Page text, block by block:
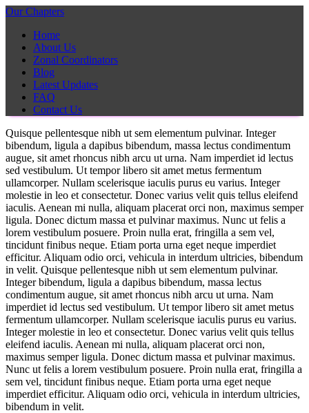
Our Chapters
Home
About Us
Zonal Coordinators
Blog
Latest Updates
FAQ
Contact Us
Quisque pellentesque nibh ut sem elementum pulvinar. Integer
bibendum, ligula a dapibus bibendum, massa lectus condimentum
augue, sit amet rhoncus nibh arcu ut urna. Nam imperdiet id lectus
sed vestibulum. Ut tempor libero sit amet metus fermentum
ullamcorper. Nullam scelerisque iaculis purus eu varius. Integer
molestie in leo et consectetur. Donec varius velit quis tellus eleifend
iaculis. Aenean mi nulla, aliquam placerat orci non, maximus semper
ligula. Donec dictum massa et pulvinar maximus. Nunc ut felis a
lorem vestibulum posuere. Proin nulla erat, fringilla a sem vel,
tincidunt finibus neque. Etiam porta urna eget neque imperdiet
efficitur. Aliquam odio orci, vehicula in interdum ultricies, bibendum
in velit. Quisque pellentesque nibh ut sem elementum pulvinar.
Integer bibendum, ligula a dapibus bibendum, massa lectus
condimentum augue, sit amet rhoncus nibh arcu ut urna. Nam
imperdiet id lectus sed vestibulum. Ut tempor libero sit amet metus
fermentum ullamcorper. Nullam scelerisque iaculis purus eu varius.
Integer molestie in leo et consectetur. Donec varius velit quis tellus
eleifend iaculis. Aenean mi nulla, aliquam placerat orci non,
maximus semper ligula. Donec dictum massa et pulvinar maximus.
Nunc ut felis a lorem vestibulum posuere. Proin nulla erat, fringilla a
sem vel, tincidunt finibus neque. Etiam porta urna eget neque
imperdiet efficitur. Aliquam odio orci, vehicula in interdum ultricies,
bibendum in velit.